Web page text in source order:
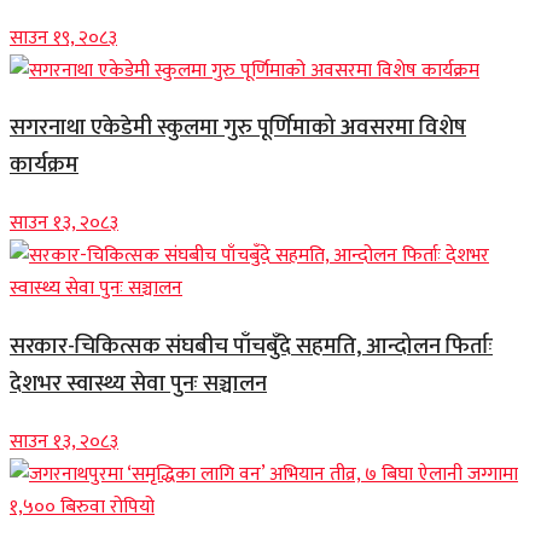
साउन १९, २०८३
सगरनाथा एकेडेमी स्कुलमा गुरु पूर्णिमाको अवसरमा विशेष
कार्यक्रम
साउन १३, २०८३
सरकार-चिकित्सक संघबीच पाँचबुँदे सहमति, आन्दोलन फिर्ताः
देशभर स्वास्थ्य सेवा पुनः सञ्चालन
साउन १३, २०८३